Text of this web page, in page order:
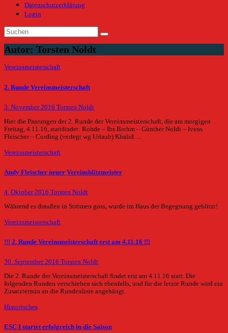
Datenschutzerklärung
Login
Autor: Torsten Noldt
Vereinsmeisterschaft
2. Runde Vereinsmeisterschaft
3. November 2016 Torsten Noldt
Hier die Paarungen der 2. Runde der Vereinsmeisterschaft, die am morgigen
Freitag, 4.11.16, stattfindet: Rohde – Ibs Brehm – Günther Noldt – Ivens
Fleischer – Cording (verlegt wg Urlaub) Khalid…
Vereinsmeisterschaft
Andy Fleischer neuer Vereinsblitzmeister
4. Oktober 2016 Torsten Noldt
Während es draußen in Strömen goss, wurde im Haus der Begegnung geblitzt!
Vereinsmeisterschaft
!!! 2. Runde Vereinsmeisterschaft erst am 4.11.16 !!!
30. September 2016 Torsten Noldt
Die 2. Runde der Vereinsmeisterschaft findet erst am 4.11.16 statt. Die
folgenden Runden verschieben sich ebenfalls, und für die letzte Runde wird ein
Zusatztermin an die Rundenliste angehängt.
Historisches
ESC I startet erfolgreich in die Saison